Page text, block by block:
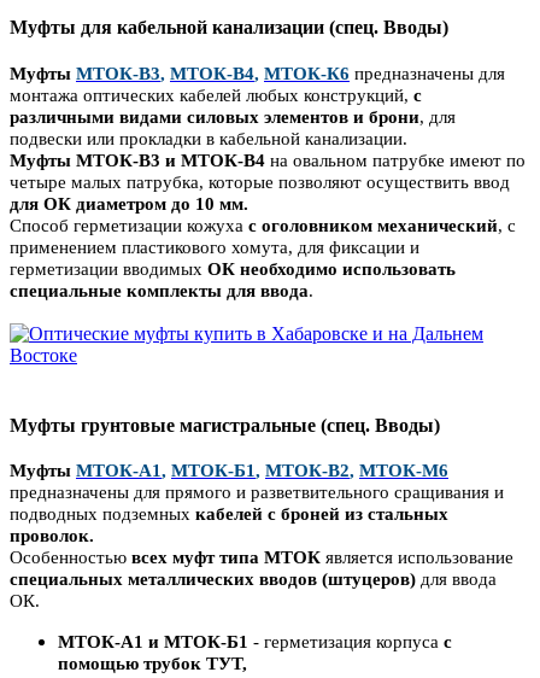
Муфты для кабельной канализации (спец. Вводы)
Муфты МТОК-В3, МТОК-В4, МТОК-К6 предназначены для
монтажа оптических кабелей любых конструкций, с
различными видами силовых элементов и брони, для
подвески или прокладки в кабельной канализации.
Муфты МТОК-В3 и МТОК-В4 на овальном патрубке имеют по
четыре малых патрубка, которые позволяют осуществить ввод
для ОК диаметром до 10 мм.
Способ герметизации кожуха с оголовником механический, с
применением пластикового хомута, для фиксации и
герметизации вводимых ОК необходимо использовать
специальные комплекты для ввода.
Муфты грунтовые магистральные (спец. Вводы)
Муфты МТОК-А1, МТОК-Б1, МТОК-В2, МТОК-М6
предназначены для прямого и разветвительного сращивания и
подводных подземных кабелей с броней из стальных
проволок.
Особенностью всех муфт типа МТОК является использование
специальных металлических вводов (штуцеров) для ввода
ОК.
МТОК-А1 и МТОК-Б1 - герметизация корпуса с
помощью трубок ТУТ,